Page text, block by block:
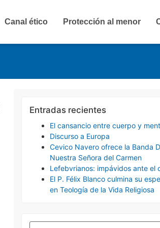
Canal ético Protección al menor
Entradas recientes
El cansancio entre cuerpo y
Discurso a Europa
Cevico Navero ofrece la Banda
Nuestra Señora del Carmen
Lefebvrianos: impávidos ante el
El P. Félix Blanco culmina su
en Teología de la Vida Religiosa